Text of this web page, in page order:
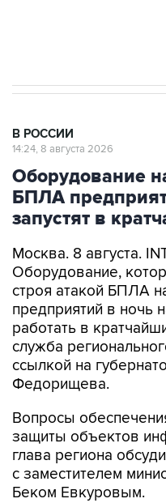
В РОССИИ
14:24, 8 августа 2026
Оборудование
БПЛА
запустят в
Москва. 8 августа.
Оборудование,
строя атакой БПЛА
предприятий в ночь
работать в
служба
ссылкой на
Федорищева.
Вопросы
защиты объектов
глава региона
с заместителем
Беком Евкуровым.